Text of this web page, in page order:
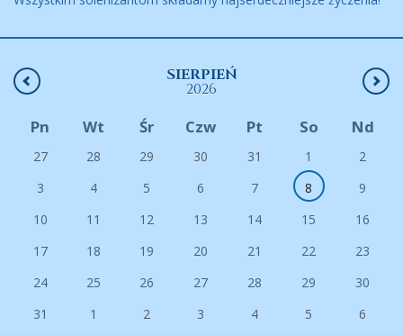
SIERPIEŃ
2026
Pn Wt Śr Czw Pt So Nd
27 28 29 30 31 1
2
3
4 5 6 7 8
9
10
11 12 13 14 15
16
17
18 19 20 21 22
23
24
25 26 27 28 29
30
31
1 2 3 4 5 6